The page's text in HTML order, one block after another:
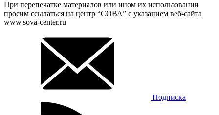
При перепечатке материалов или ином их использовании
просим ссылаться на центр “СОВА” с указанием веб-сайта
www.sova-center.ru
Подписка